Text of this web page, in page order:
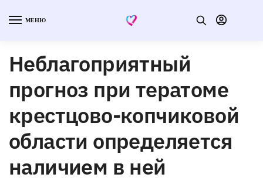
МЕНЮ
Неблагоприятный
прогноз при тератоме
крестцово-копчиковой
области определяется
наличием в ней